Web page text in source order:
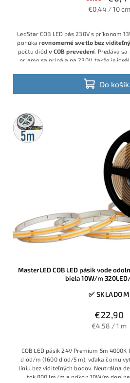
€0,44 / 10 cm
Do
LedStar COB LED pás 230V s príkonom
ponúka rovnomerné svetlo bez
počtu diód v COB prevedení. Predáva sa
priamo sa pripája na 230V, takže je
presne na
5m
rolka
MasterLED COB LED pásik vode
biela 10W/m
✅ SKLADOM
€22,90
€4,58 / 1 m
COB LED pásik 24V Premium 5m
diód/m (1600 diód/5 m), vďaka čomu
líniu bez viditeľných bodov. Neutrálna
tok 800 lm/m a príkon 10W/m